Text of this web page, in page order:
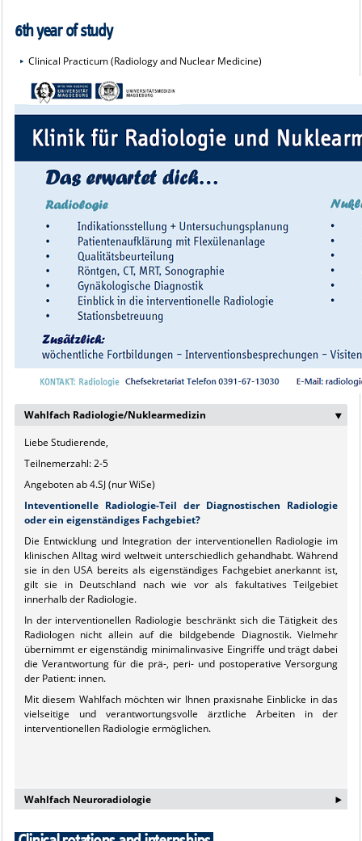
6th year of study
Clinical Practicum (Radiology and Nuclear Medicine)
Wahlfach Radiologie/Nuklearmedizin ‣
Liebe Studierende,
Teilnemerzahl: 2-5
Angeboten ab 4.SJ (nur WiSe)
Inteventionelle Radiologie-Teil der Diagnostischen Radiologie
oder ein eigenständiges Fachgebiet?
Die Entwicklung und Integration der interventionellen Radiologie im
klinischen Alltag wird weltweit unterschiedlich gehandhabt. Während
sie in den USA bereits als eigenständiges Fachgebiet anerkannt ist,
gilt sie in Deutschland nach wie vor als fakultatives Teilgebiet
innerhalb der Radiologie.
In der interventionellen Radiologie beschränkt sich die Tätigkeit des
Radiologen nicht allein auf die bildgebende Diagnostik. Vielmehr
übernimmt er eigenständig minimalinvasive Eingriffe und trägt dabei
die Verantwortung für die prä-, peri- und postoperative Versorgung
der Patient: innen.
Mit diesem Wahlfach möchten wir Ihnen praxisnahe Einblicke in das
vielseitige und verantwortungsvolle ärztliche Arbeiten in der
interventionellen Radiologie ermöglichen.
Wahlfach Neuroradiologie ‣